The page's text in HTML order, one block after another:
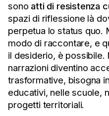
sono atti di resistenza
spazi di riflessione là
perpetua lo status quo.
modo di raccontare, e
il desiderio, è
narrazioni diventino
trasformative, bisogna
educativi, nelle scuole,
progetti territoriali.